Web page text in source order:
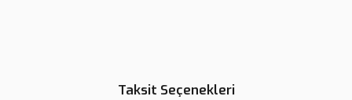
Taksit Seçenekleri